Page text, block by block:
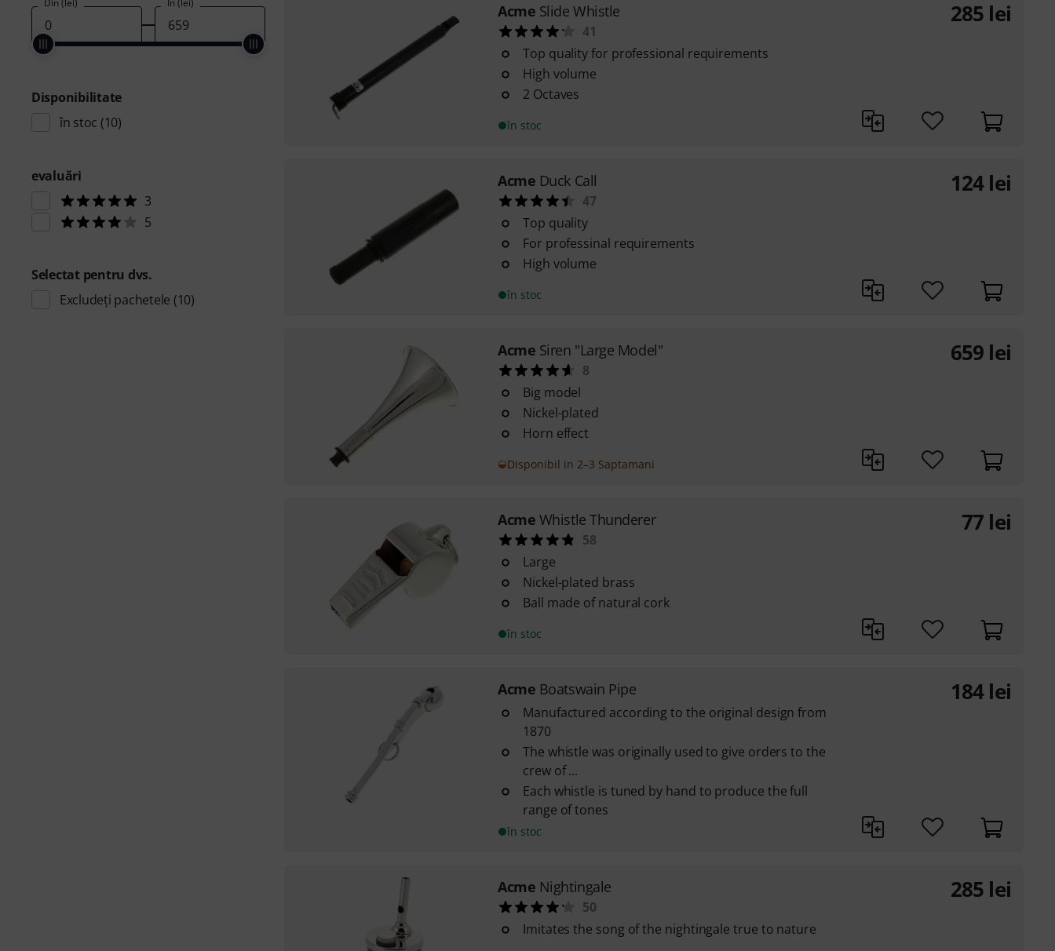
Din (lei) În (lei)
Disponibilitate
în stoc (10)
evaluări
3
5
Selectat pentru dvs.
Excludeți pachetele (10)
Acme Slide Whistle
41
Top quality for professional requirements
High volume
2 Octaves
în stoc
285 lei
Acme Duck Call
47
Top quality
For professinal requirements
High volume
în stoc
124 lei
Acme Siren "Large Model"
8
Big model
Nickel-plated
Horn effect
Disponibil in 2–3 Saptamani
659 lei
Acme Whistle Thunderer
58
Large
Nickel-plated brass
Ball made of natural cork
în stoc
77 lei
Acme Boatswain Pipe
Manufactured according to the original design from
1870
The whistle was originally used to give orders to the
crew of ...
Each whistle is tuned by hand to produce the full
range of tones
în stoc
184 lei
Acme Nightingale
50
Imitates the song of the nightingale true to nature
285 lei